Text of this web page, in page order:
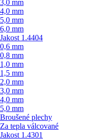
3,0 mm
4,0 mm
5,0 mm
6,0 mm
Jakost 1.4404
0,6 mm
0,8 mm
1,0 mm
1,5 mm
2,0 mm
3,0 mm
4,0 mm
5,0 mm
Broušené plechy
Za tepla válcované
Jakost 1.4301